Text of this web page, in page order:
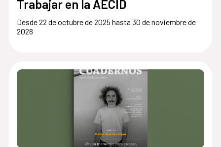
Trabajar en la AECID
Desde 22 de octubre de 2025 hasta 30 de noviembre de
2028